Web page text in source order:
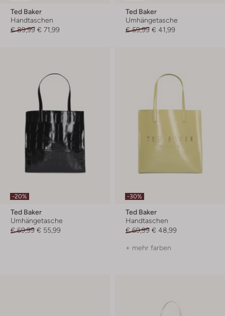
Ted Baker
Handtaschen
€ 89,99 € 71,99
Ted Baker
Umhängetasche
€ 59,99 € 41,99
-20%
Ted Baker
Umhängetasche
€ 69,99 € 55,99
-30%
Ted Baker
Handtaschen
€ 69,99 € 48,99
+ mehr farben